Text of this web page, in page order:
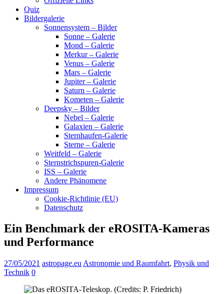
Quiz
Bildergalerie
Sonnensystem – Bilder
Sonne – Galerie
Mond – Galerie
Merkur – Galerie
Venus – Galerie
Mars – Galerie
Jupiter – Galerie
Saturn – Galerie
Kometen – Galerie
Deepsky – Bilder
Nebel – Galerie
Galaxien – Galerie
Sternhaufen-Galerie
Sterne – Galerie
Weitfeld – Galerie
Sternstrichspuren-Galerie
ISS – Galerie
Andere Phänomene
Impressum
Cookie-Richtlinie (EU)
Datenschutz
Ein Benchmark der eROSITA-Kameras
und Performance
27/05/2021 astropage.eu Astronomie und Raumfahrt, Physik und
Technik 0